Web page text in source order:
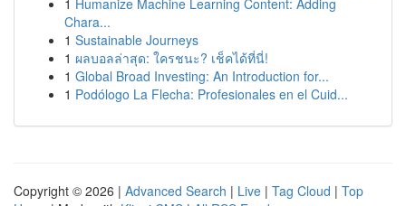
1 Humanize Machine Learning Content: Adding
Chara...
1 Sustainable Journeys
1 ผลบอลล่าสุด: ใครชนะ? เช็คได้ที่นี่!
1 Global Broad Investing: An Introduction for...
1 Podólogo La Flecha: Profesionales en el Cuid...
Copyright © 2026 | Advanced Search | Live | Tag Cloud | Top